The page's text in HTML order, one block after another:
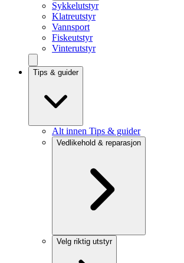
Sykkelutstyr
Klatreutstyr
Vannsport
Fiskeutstyr
Vinterutstyr
Tips & guider
Alt innen Tips & guider
Vedlikehold & reparasjon
Velg riktig utstyr